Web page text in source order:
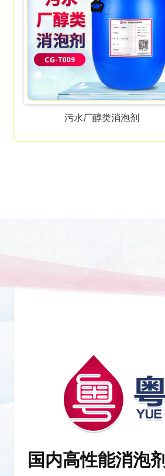
污水厂醇类消泡剂
国内高性能消泡剂